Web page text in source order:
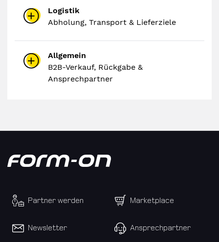
Logistik
Abholung, Transport & Lieferziele
Allgemein
B2B-Verkauf, Rückgabe &
Ansprechpartner
Partner werden Marketplace
Newsletter Ansprechpartner